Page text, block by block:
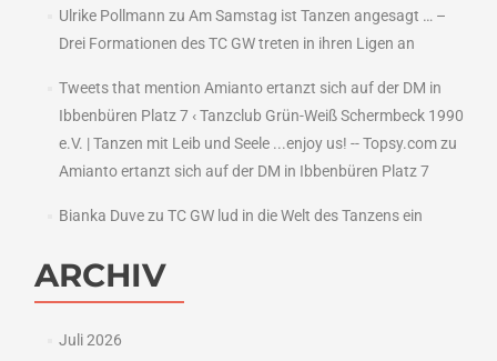
Ulrike Pollmann zu Am Samstag ist Tanzen angesagt … –
Drei Formationen des TC GW treten in ihren Ligen an
Tweets that mention Amianto ertanzt sich auf der DM in
Ibbenbüren Platz 7 ‹ Tanzclub Grün-Weiß Schermbeck 1990
e.V. | Tanzen mit Leib und Seele ...enjoy us! -- Topsy.comzu
Amianto ertanzt sich auf der DM in Ibbenbüren Platz 7
Bianka Duvezu TC GW lud in die Welt des Tanzens ein
ARCHIV
Juli 2026